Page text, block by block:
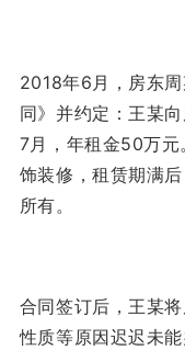
2018年6月，房东
同》并约定：王某
7月，年租金50万元
饰装修，租赁期满
所有。
合同签订后，王某
性质等原因迟迟未